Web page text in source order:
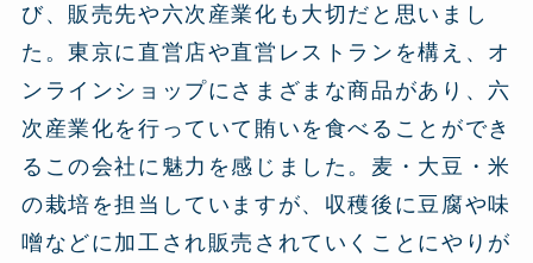
び、販売先や六次産業化も大切だと思いまし
た。東京に直営店や直営レストランを構え、オ
ンラインショップにさまざまな商品があり、六
次産業化を行っていて賄いを食べることができ
るこの会社に魅力を感じました。麦・大豆・米
の栽培を担当していますが、収穫後に豆腐や味
噌などに加工され販売されていくことにやりが